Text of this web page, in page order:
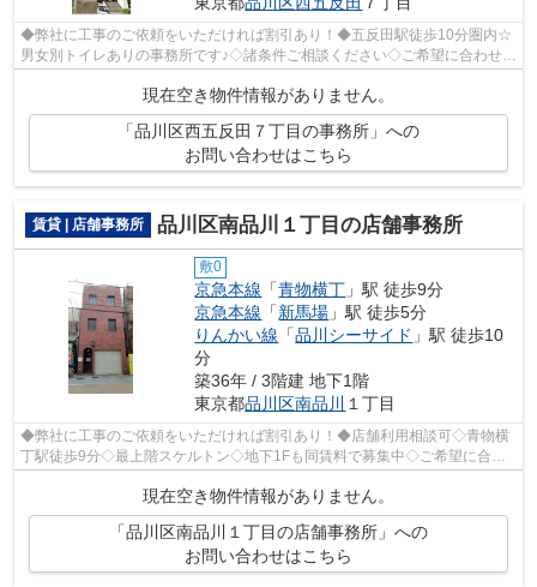
◆弊社に工事のご依頼をいただければ割引あり！◆五反田駅徒歩10分圏内☆
男女別トイレありの事務所です♪◇諸条件ご相談ください◇ご希望に合わせて
現在空き物件情報がありません。
「品川区西五反田７丁目の事務所」への
お問い合わせはこちら
賃貸 | 店舗事務所 品川区南品川１丁目の店舗事務所
敷0
京急本線 「青物横丁 」駅 徒歩9分
京急本線 「新馬場 」駅 徒歩5分
りんかい線 「品川シーサイド 」駅 徒歩10
分
築36年 / 3階建 地下1階
東京都品川区南品川 １丁目
◆弊社に工事のご依頼をいただければ割引あり！◆店舗利用相談可◇青物横
丁駅徒歩9分◇最上階スケルトン◇地下1Fも同賃料で募集中◇ご希望に合わ
せて物件のご提案が可能です◇お気軽にお問い...
現在空き物件情報がありません。
「品川区南品川１丁目の店舗事務所」への
お問い合わせはこちら